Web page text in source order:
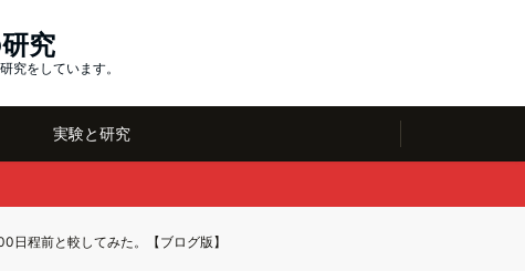
究
究をしています。
実験と研究
日程前と較してみた。【ブログ版】